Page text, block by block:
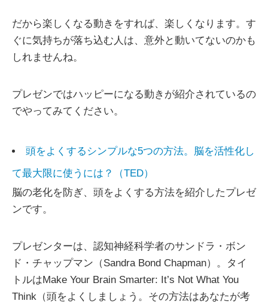
だから楽しくなる動きをすれば、楽しくなります。す
ぐに気持ちが落ち込む人は、意外と動いてないのかも
しれませんね。
プレゼンではハッピーになる動きが紹介されているの
でやってみてください。
頭をよくするシンプルな5つの方法。脳を活性化し
て最大限に使うには？（TED）
脳の老化を防ぎ、頭をよくする方法を紹介したプレゼ
ンです。
プレゼンターは、認知神経科学者のサンドラ・ボン
ド・チャップマン（Sandra Bond Chapman）。タイ
トルはMake Your Brain Smarter: It’s Not What You
Think（頭をよくしましょう。その方法はあなたが考